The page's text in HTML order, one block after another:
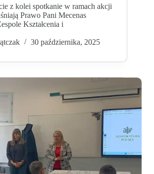
z kolei spotkanie w ramach akcji
Prawo Pani Mecenas
Kształcenia i
30 października, 2025